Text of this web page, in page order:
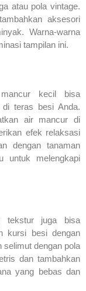
atau pola vintage.
aksesori
Warna-warna
tampilan ini.
kecil bisa
di teras besi Anda.
air mancur di
efek relaksasi
dengan tanaman
untuk melengkapi
tekstur juga bisa
kursi besi dengan
selimut dengan pola
dan tambahkan
yang bebas dan